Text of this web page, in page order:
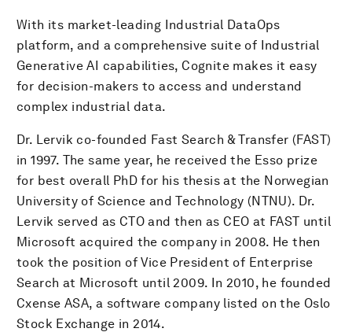
With its market-leading Industrial DataOps
platform, and a comprehensive suite of Industrial
Generative AI capabilities, Cognite makes it easy
for decision-makers to access and understand
complex industrial data.
Dr. Lervik co-founded Fast Search & Transfer (FAST)
in 1997. The same year, he received the Esso prize
for best overall PhD for his thesis at the Norwegian
University of Science and Technology (NTNU). Dr.
Lervik served as CTO and then as CEO at FAST until
Microsoft acquired the company in 2008. He then
took the position of Vice President of Enterprise
Search at Microsoft until 2009. In 2010, he founded
Cxense ASA, a software company listed on the Oslo
Stock Exchange in 2014.